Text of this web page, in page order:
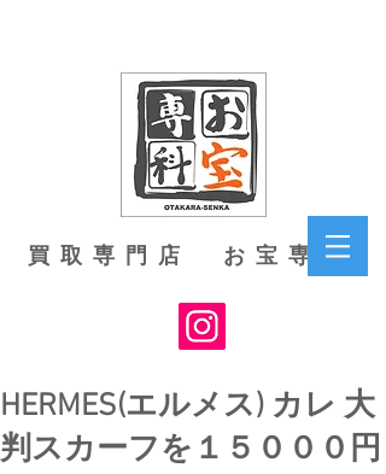
買取専門店 お宝専科
HERMES(エルメス) カレ 大
判スカーフを１５０００円